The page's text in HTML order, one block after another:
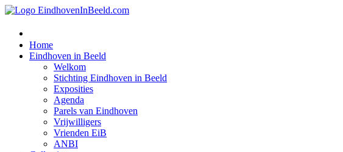
Home
Eindhoven in Beeld
Welkom
Stichting Eindhoven in Beeld
Exposities
Agenda
Parels van Eindhoven
Vrijwilligers
Vrienden EiB
ANBI